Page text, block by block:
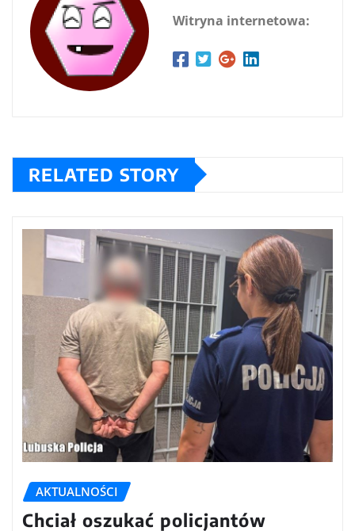
Witryna internetowa:
RELATED STORY
AKTUALNOŚCI
Chciał oszukać policjantów